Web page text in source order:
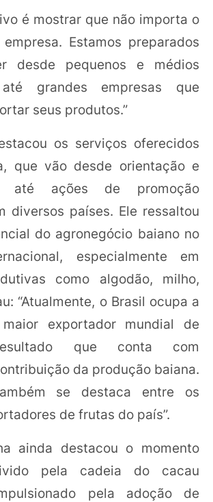
é mostrar que não importa o
Estamos preparados
desde pequenos e médios
grandes empresas que
seus produtos.”
os serviços oferecidos
que vão desde orientação e
até ações de promoção
diversos países. Ele ressaltou
do agronegócio baiano no
especialmente em
como algodão, milho,
“Atualmente, o Brasil ocupa a
exportador mundial de
que conta com
da produção baiana.
se destaca entre os
de frutas do país”.
ainda destacou o momento
pela cadeia do cacau
pela adoção de